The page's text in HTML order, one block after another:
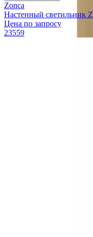
Zonca
Настенный светильник
Цена по запросу
23559